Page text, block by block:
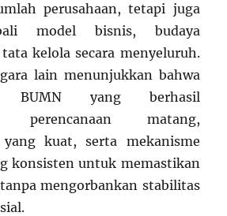
perusahaan, tetapi juga
model bisnis, budaya
kelola secara menyeluruh.
lain menunjukkan bahwa
BUMN yang berhasil
perencanaan matang,
yang kuat, serta mekanisme
konsisten untuk memastikan
mengorbankan stabilitas